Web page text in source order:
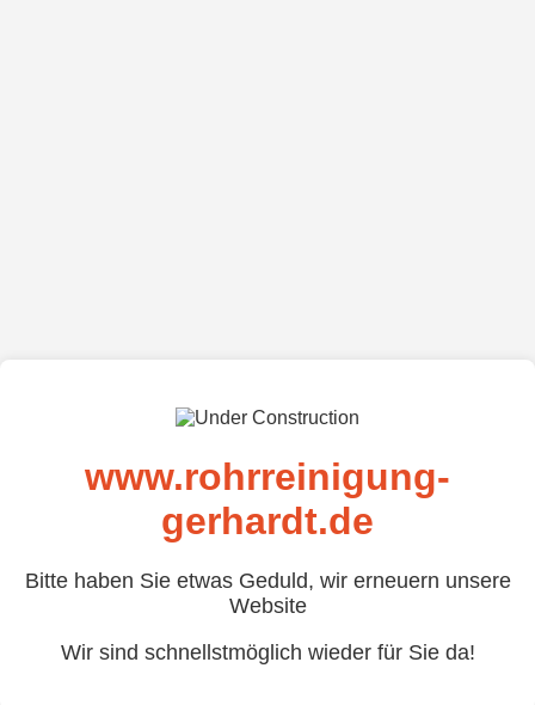
www.rohrreinigung-
gerhardt.de
Bitte haben Sie etwas Geduld, wir erneuern unsere
Website
Wir sind schnellstmöglich wieder für Sie da!